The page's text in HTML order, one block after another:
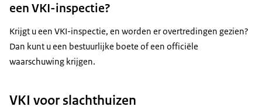
een VKI-inspectie?
Krijgt u een VKI-inspectie, en worden er overtredingen gezien?
Dan kunt u een bestuurlijke boete of een officiële
waarschuwing krijgen.
VKI voor slachthuizen